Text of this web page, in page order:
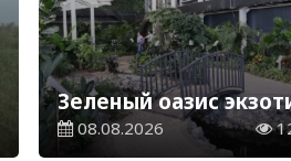
Зеленый оазис
08.08.2026